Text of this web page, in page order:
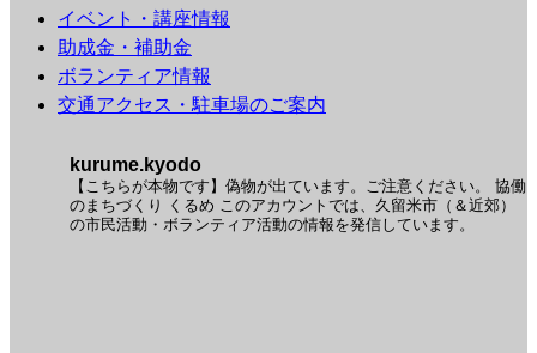
イベント・講座情報
助成金・補助金
ボランティア情報
交通アクセス・駐車場のご案内
kurume.kyodo
【こちらが本物です】偽物が出ています。ご注意ください。
協働
のまちづくり くるめ このアカウントでは、久留米市（＆近郊）
の市民活動・ボランティア活動の情報を発信しています。